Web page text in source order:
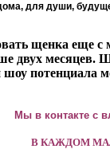
для души,
щенка еще
месяцев.
потенциала
Мы в контакте с
В КАЖДОМ